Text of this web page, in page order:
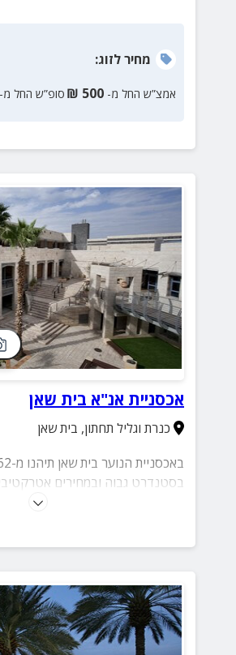
מחירלזוג:
אמצ”ש החל מ- 500
₪ סופ”ש החל מ-
אכסניית אנ"א בית שאן
כנרת וגליל תחתון, בית שאן
בסטנדרט גבוה ובמחירים
בריכה וחדר אוכל בו מוגשת ארוחת